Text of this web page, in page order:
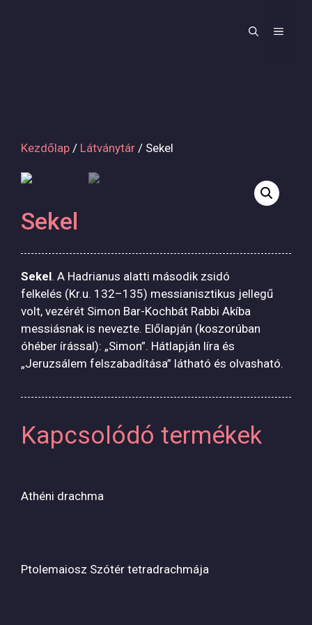
Kezdőlap / Látványtár / Sekel
Sekel
Sekel. A Hadrianus alatti második zsidó
felkelés (Kr.u. 132–135) messianisztikus jellegű
volt, vezérét Simon Bar-Kochbát Rabbi Akíba
messiásnak is nevezte. Előlapján (koszorúban
óhéber írással): „Simon”. Hátlapján líra és
„Jeruzsálem felszabadítása” látható és olvasható.
Kapcsolódó termékek
Athéni drachma
Ptolemaiosz Szótér tetradrachmája